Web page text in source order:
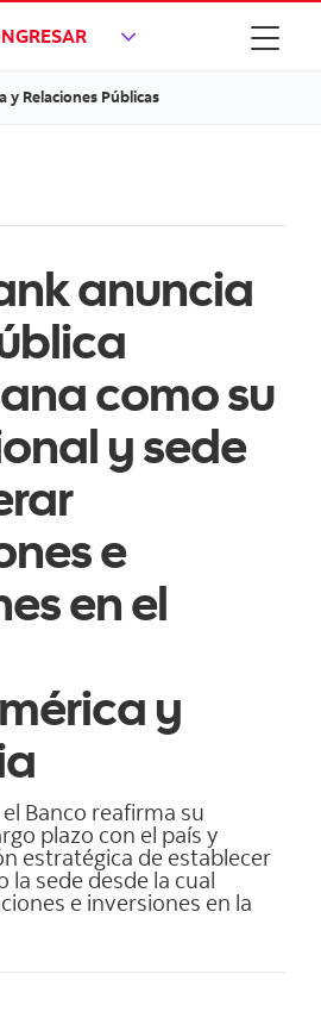
y Relaciones Públicas
anuncia
como su
y sede
e
en el
y
Banco reafirma su
plazo con el país y
estratégica de establecer
la sede desde la cual
e inversiones en la